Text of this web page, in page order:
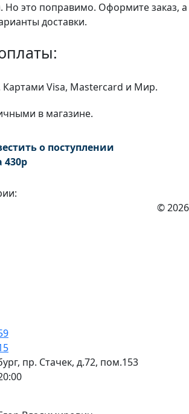
это поправимо. Оформите заказ, а
доставки.
Картами Visa, Mastercard и Мир.
в магазине.
о поступлении
430р
© 2026
пр. Стачек, д.72, пом.153